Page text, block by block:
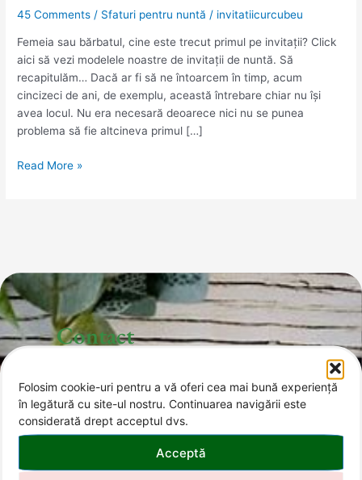
Folosim cookie-uri pentru a vă oferi cea mai bună experiență
în legătură cu site-ul nostru. Continuarea navigării este
considerată drept acceptul dvs.
Acceptă
45 Comments / Sfaturi pentru nuntă / invitatiicurcubeu
Femeia sau bărbatul, cine este trecut primul pe invitații? Click
aici să vezi modelele noastre de invitații de nuntă. Să
recapitulăm… Dacă ar fi să ne întoarcem în timp, acum
cincizeci de ani, de exemplu, această întrebare chiar nu își
avea locul. Nu era necesară deoarece nici nu se punea
problema să fie altcineva primul […]
trecut
primul
pe
invitații?
Read More »
Contact
office@invitatii-curcubeu.ro
0743 374 985